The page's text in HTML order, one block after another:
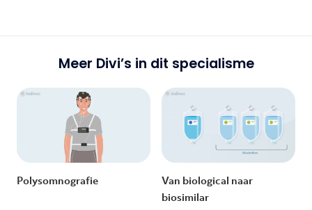
Meer Divi’s in dit specialisme
Polysomnografie
Van biological naar
biosimilar